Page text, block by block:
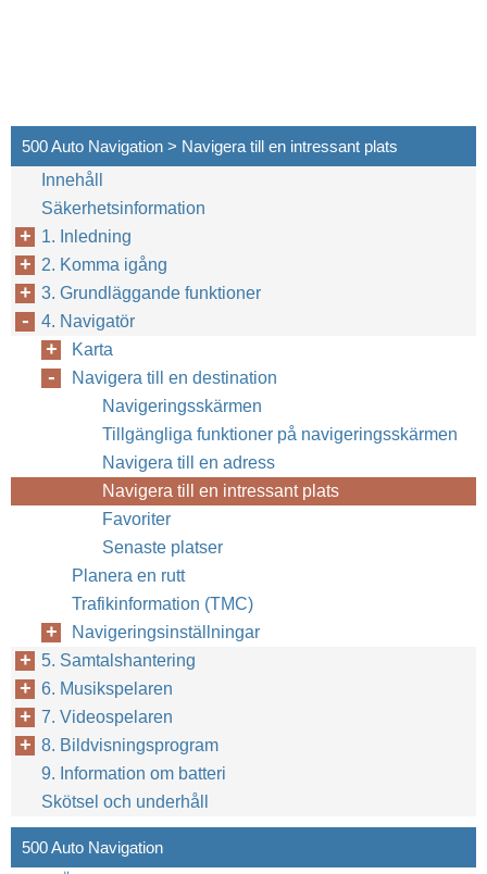
500 Auto Navigation > Navigera till en intressant plats
Innehåll
Säkerhetsinformation
1. Inledning
2. Komma igång
3. Grundläggande funktioner
4. Navigatör
Karta
Navigera till en destination
Navigeringsskärmen
Tillgängliga funktioner på navigeringsskärmen
Navigera till en adress
Navigera till en intressant plats
Favoriter
Senaste platser
Planera en rutt
Trafikinformation (TMC)
Navigeringsinställningar
5. Samtalshantering
6. Musikspelaren
7. Videospelaren
8. Bildvisningsprogram
9. Information om batteri
Skötsel och underhåll
500 Auto Navigation